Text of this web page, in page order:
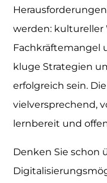
werden: kultureller
Fachkräftemangel
kluge Strategien
erfolgreich sein.
vielversprechend,
lernbereit und
Denken Sie schon